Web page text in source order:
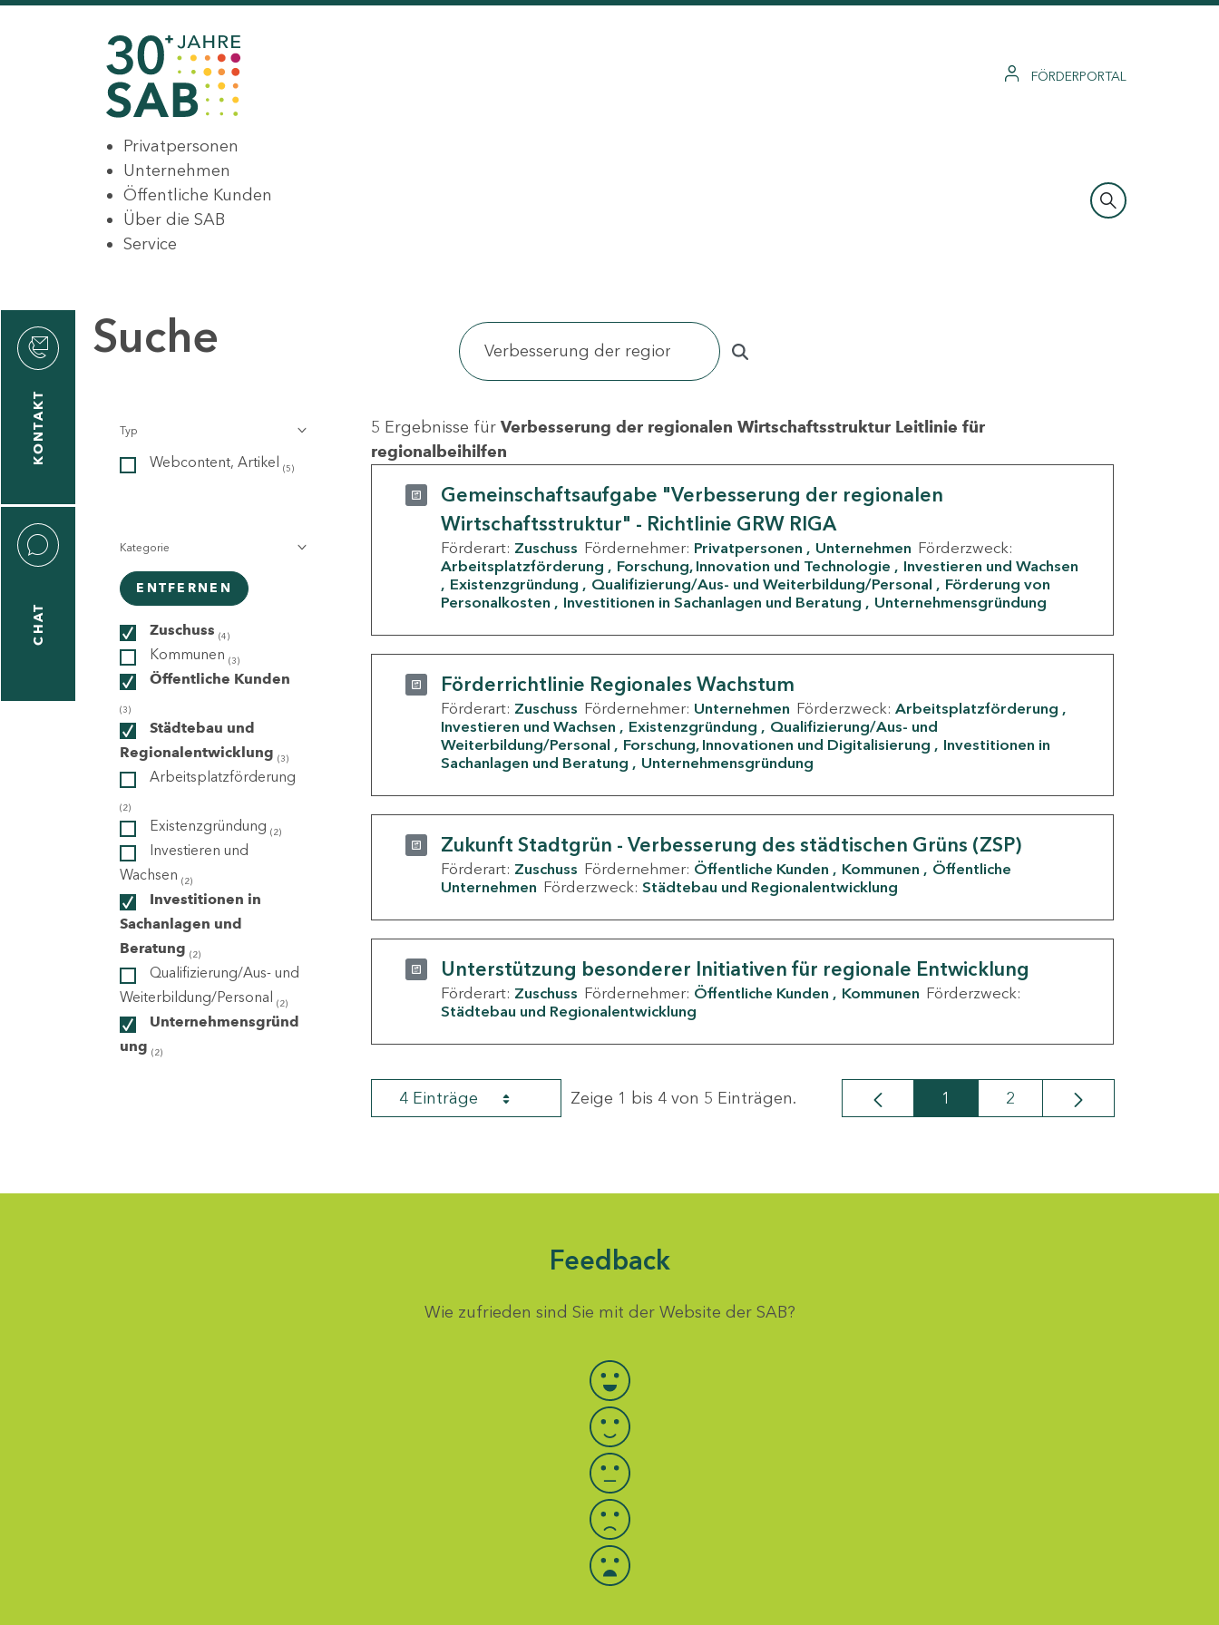
FÖRDERPORTAL
Privatpersonen
Unternehmen
Öffentliche Kunden
Über die SAB
Service
KONTAKT
CHAT
Suche
Typ
Webcontent, Artikel (5)
Kategorie
ENTFERNEN
Zuschuss (4)
Kommunen (3)
Öffentliche Kunden
(3)
Städtebau und
Regionalentwicklung (3)
Arbeitsplatzförderung
(2)
Existenzgründung (2)
Investieren und
Wachsen (2)
Investitionen in
Sachanlagen und
Beratung (2)
Qualifizierung/Aus- und
Weiterbildung/Personal (2)
Unternehmensgründ
ung (2)
5 Ergebnisse für Verbesserung der regionalen Wirtschaftsstruktur Leitlinie für
regionalbeihilfen
Gemeinschaftsaufgabe "Verbesserung der regionalen
Wirtschaftsstruktur" - Richtlinie GRW RIGA
Förderart: Zuschuss Fördernehmer: Privatpersonen Unternehmen Förderzweck:
Arbeitsplatzförderung
Forschung, Innovation und Technologie
Investieren und Wachsen
Existenzgründung
Qualifizierung/Aus- und Weiterbildung/Personal
Förderung von
Personalkosten
Investitionen in Sachanlagen und Beratung Unternehmensgründung
Förderrichtlinie Regionales Wachstum
Förderart: Zuschuss Fördernehmer: Unternehmen Förderzweck: Arbeitsplatzförderung
Investieren und Wachsen
Existenzgründung
Qualifizierung/Aus- und
Weiterbildung/Personal
Forschung, Innovationen und Digitalisierung
Investitionen in
Sachanlagen und Beratung
Unternehmensgründung
Zukunft Stadtgrün - Verbesserung des städtischen Grüns (ZSP)
Förderart: Zuschuss Fördernehmer: Öffentliche Kunden Kommunen
Öffentliche
Unternehmen Förderzweck: Städtebau und Regionalentwicklung
Unterstützung besonderer Initiativen für regionale Entwicklung
Förderart: Zuschuss Fördernehmer: Öffentliche Kunden Kommunen Förderzweck:
Städtebau und Regionalentwicklung
4 Einträge Zeige 1 bis 4 von 5 Einträgen. Seite
1 Seite
2
Feedback
Wie zufrieden sind Sie mit der Website der SAB?
Bewertung auswählen